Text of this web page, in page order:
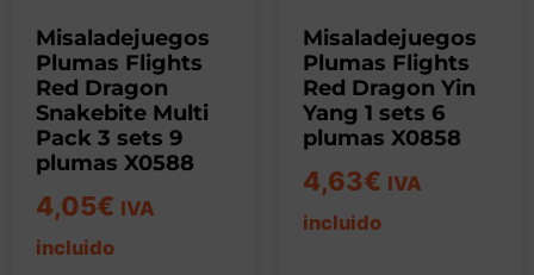
Misaladejuegos
Plumas Flights
Red Dragon
Snakebite Multi
Pack 3 sets 9
plumas X0588
4,05€ IVA
incluido
Misaladejuegos
Plumas Flights
Red Dragon Yin
Yang 1 sets 6
plumas X0858
4,63€ IVA
incluido